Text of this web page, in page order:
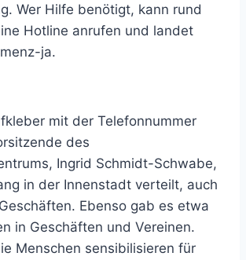
Wer Hilfe benötigt, kann rund
Hotline anrufen und landet
ja.
mit der Telefonnummer
des
Ingrid Schmidt-Schwabe,
in der Innenstadt verteilt, auch
Ebenso gab es etwa
in Geschäften und Vereinen.
Menschen sensibilisieren für